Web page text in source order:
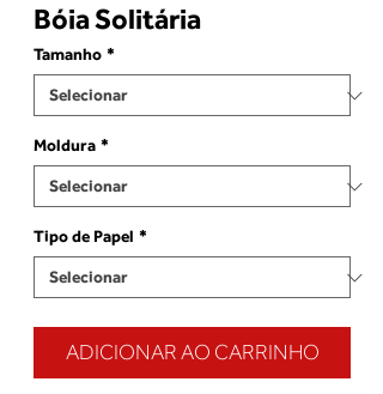
Bóia Solitária
Tamanho *
Moldura *
Tipo de Papel *
ADICIONAR AO CARRINHO